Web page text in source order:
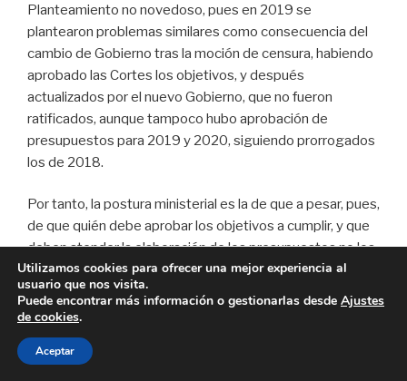
Planteamiento no novedoso, pues en 2019 se
plantearon problemas similares como consecuencia del
cambio de Gobierno tras la moción de censura, habiendo
aprobado las Cortes los objetivos, y después
actualizados por el nuevo Gobierno, que no fueron
ratificados, aunque tampoco hubo aprobación de
presupuestos para 2019 y 2020, siguiendo prorrogados
los de 2018.
Por tanto, la postura ministerial es la de que a pesar, pues,
de que quién debe aprobar los objetivos a cumplir, y que
deben atender la elaboración de los presupuestos no los
apruebe, puede elaborar los presupuestos, algo que a la
vista de la Orden aprobada por el mismo Ministerio no es
ninguna excentricidad por no estar dicho, si bien
atendiendo a la Ley Orgánica de Estabilidad a la que
hasta 2021 se ha invocado en esas Órdenes, ya es más
Utilizamos cookies para ofrecer una mejor experiencia al
usuario que nos visita.
Puede encontrar más información o gestionarlas desde Ajustes
de cookies.
Aceptar